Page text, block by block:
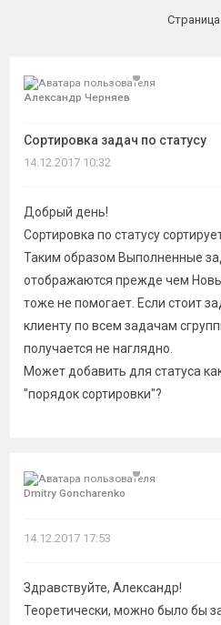
Страница
Александр Черняев
Сортировка задач по статусу
14.12.2017 10:32
Добрый день!
Сортировка по статусу
Таким образом Выполненные
отображаются прежде чем
тоже не помогает. Если стоит
клиенту по всем задачам
получается не наглядно.
Может добавить для статуса
"порядок сортировки"?
Dmitry Goncharenko
14.12.2017 17:53
Здравствуйте, Александр!
Теоретически, можно было бы